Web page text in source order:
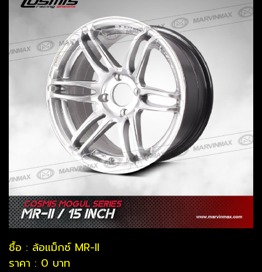
ชื้อ : ล้อแม็กซ์ MR-II
ราคา : 0 บาท